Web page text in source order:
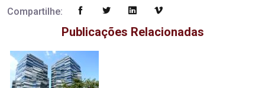
Compartilhe:
Publicações Relacionadas